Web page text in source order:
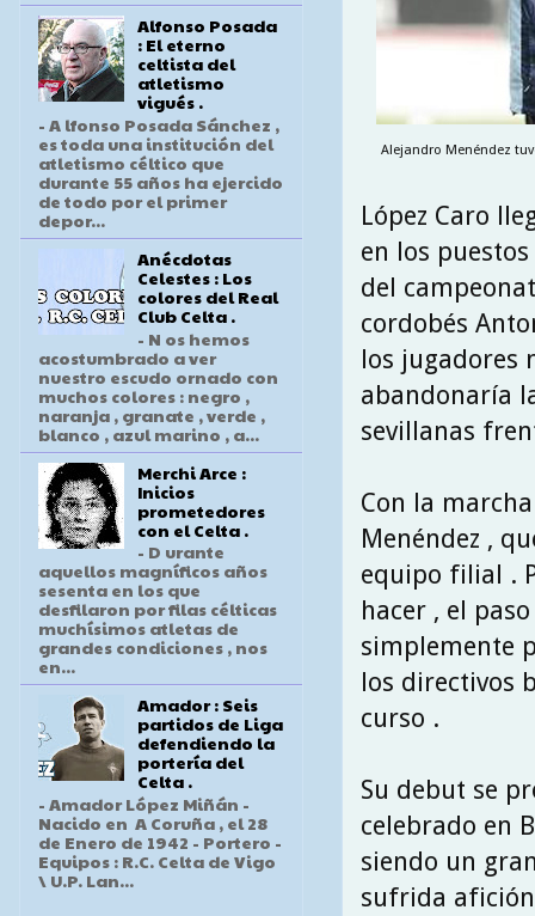
Alejandro Menéndez
López Caro
en los
del
cordobés
los jugadores
abandonaría
sevillanas
Con la
Menéndez ,
equipo filial .
hacer , el
simplemente
los directivos
curso .
Su debut se
celebrado en
siendo un
sufrida
Alfonso Posada
: El eterno
celtista del
atletismo
vigués .
- A lfonso Posada Sánchez ,
es toda una institución del
atletismo céltico que
durante 55 años ha ejercido
de todo por el primer
depor...
Anécdotas
Celestes : Los
colores del Real
Club Celta .
- N os hemos
acostumbrado a ver
nuestro escudo ornado con
muchos colores : negro ,
naranja , granate , verde ,
blanco , azul marino , a...
Merchi Arce :
Inicios
prometedores
con el Celta .
- D urante
aquellos magníficos años
sesenta en los que
desfilaron por filas célticas
muchísimos atletas de
grandes condiciones , nos
en...
Amador : Seis
partidos de Liga
defendiendo la
portería del
Celta .
- Amador López Miñán -
Nacido en A Coruña , el 28
de Enero de 1942 - Portero -
Equipos : R.C. Celta de Vigo
\ U.P. Lan...